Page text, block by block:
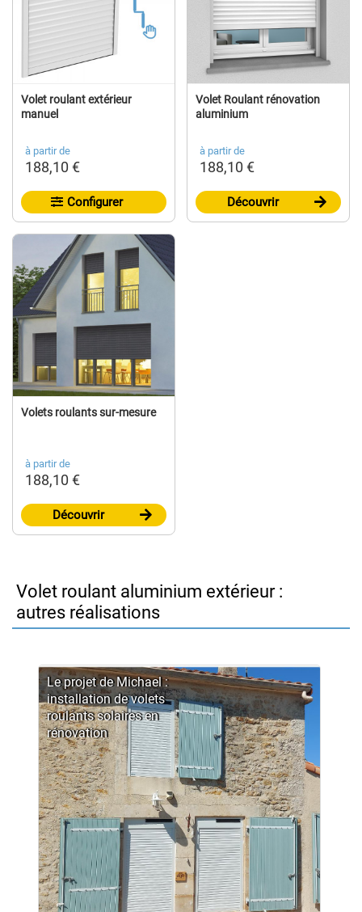
Volet roulant extérieur
manuel
à partir de
188,10 €
Configurer
Volet Roulant rénovation
aluminium
à partir de
188,10 €
Découvrir
Volets roulants sur-mesure
à partir de
188,10 €
Découvrir
Volet roulant aluminium extérieur :
autres réalisations
Le projet de Michael :
installation de volets
roulants solaires en
rénovation